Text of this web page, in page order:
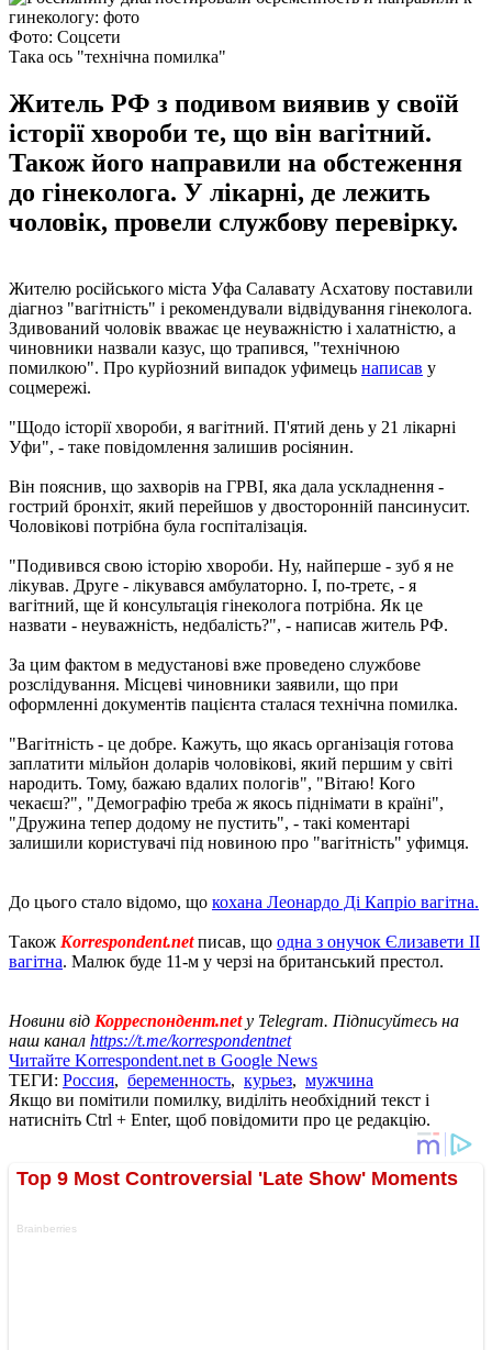
Фото: Соцсети
Така ось "технічна помилка"
Житель РФ з подивом виявив у своїй
історії хвороби те, що він вагітний.
Також його направили на обстеження
до гінеколога. У лікарні, де лежить
чоловік, провели службову перевірку.
Жителю російського міста Уфа Салавату Асхатову поставили
діагноз "вагітність" і рекомендували відвідування гінеколога.
Здивований чоловік вважає це неуважністю і халатністю, а
чиновники назвали казус, що трапився, "технічною
помилкою". Про курйозний випадок уфимець написав у
соцмережі.
"Щодо історії хвороби, я вагітний. П'ятий день у 21 лікарні
Уфи", - таке повідомлення залишив росіянин.
Він пояснив, що захворів на ГРВІ, яка дала ускладнення -
гострий бронхіт, який перейшов у двосторонній пансинусит.
Чоловікові потрібна була госпіталізація.
"Подивився свою історію хвороби. Ну, найперше - зуб я не
лікував. Друге - лікувався амбулаторно. І, по-третє, - я
вагітний, ще й консультація гінеколога потрібна. Як це
назвати - неуважність, недбалість?", - написав житель РФ.
За цим фактом в медустанові вже проведено службове
розслідування. Місцеві чиновники заявили, що при
оформленні документів пацієнта сталася технічна помилка.
"Вагітність - це добре. Кажуть, що якась організація готова
заплатити мільйон доларів чоловікові, який першим у світі
народить. Тому, бажаю вдалих пологів", "Вітаю! Кого
чекаєш?", "Демографію треба ж якось піднімати в країні",
"Дружина тепер додому не пустить", - такі коментарі
залишили користувачі під новиною про "вагітність" уфимця.
До цього стало відомо, що кохана Леонардо Ді Капріо вагітна.
Також Korrespondent.netписав, що одна з онучок Єлизавети II
вагітна. Малюк буде 11-м у черзі на британський престол.
Новини від Корреспондент.netу Telegram. Підписуйтесь на
наш канал https://t.me/korrespondentnet
Читайте Korrespondent.net в Google News
ТЕГИ: Россия, беременность, курьез, мужчина
Якщо ви помітили помилку, виділіть необхідний текст і
натисніть Ctrl + Enter, щоб повідомити про це редакцію.